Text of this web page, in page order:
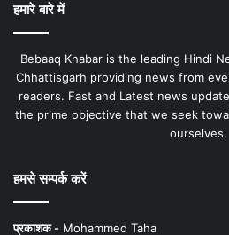
हमारे बारे में
Bebaaq Khabar is the leading Hindi
Chhattisgarh providing news from
readers. Fast and Latest news
the prime objective that we seek
ourselves.
हमसे सम्पर्क करें
प्रकाशक - Mohammed Taha